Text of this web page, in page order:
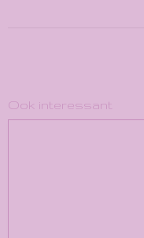
Ook interessant